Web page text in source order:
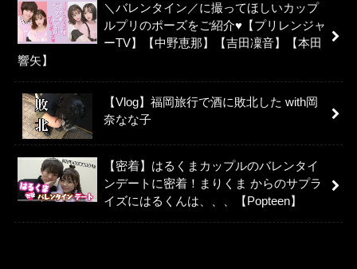
＼バレンタイン／に撮ってほしいカップ
ルプリのポーズをご紹介♥【プリレンジャ
ーTV】【中野恵那】【吉田凜音】【本田
響矢】
【Vlog】福岡旅行で酒に敗北した with岡
奈なな子
【密着】はるくまカップルのバレンタイ
ンデートに密着！まりくま からのサプラ
イズにはるくんは、、、【Popteen】